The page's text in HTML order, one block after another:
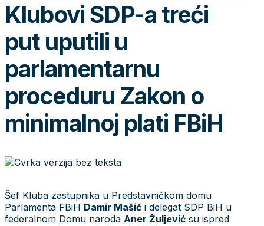
Klubovi SDP-a treći
put uputili u
parlamentarnu
proceduru Zakon o
minimalnoj plati FBiH
Šef Kluba zastupnika u Predstavničkom domu
Parlamenta FBiH Damir Mašić i delegat SDP BiH u
federalnom Domu naroda Aner Žuljević su ispred